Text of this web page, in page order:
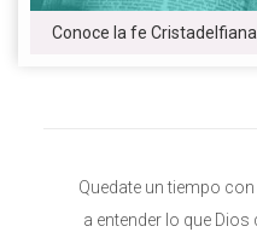
Conoce la fe
Quedate un tiempo
a entender lo que